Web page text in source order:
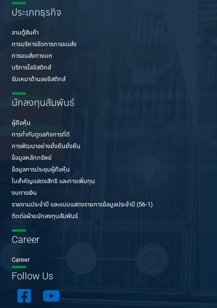
ประเภทธุรกิจ
ลานตู้สินค้า
การบริหารจัดการการขนส่ง
การขนส่งทางบก
บริการโลจิสติกส์
รับเหมาด้านลอจิสติกส์
นักลงทุนสัมพันธ์
ผู้ถือหุ้น
การกำกับดูแลกิจการที่ดี
การพัฒนาอย่างยั่งยืนยั่งยืน
ข้อมูลหลักทรัพย์
ข้อมูลการประชุมผู้ถือหุ้น
ใบสำคัญแสดงสิทธิ และการเพิ่มทุน
งบการเงิน
รายงานประจำปี และแบบแสดงรายการข้อมูลประจำปี (56-1)
ติดต่อฝ่ายนักลงทุนสัมพันธ์
Career
Career
Follow Us